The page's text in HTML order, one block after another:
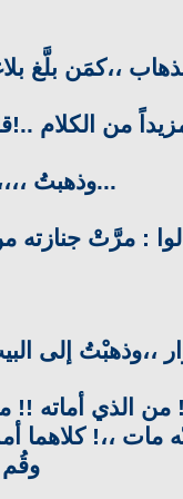
،،كمَن بلَّغ
من الكلام
...وذهبتُ
: مرَّتْ جنازته
،،وذهبْتُ إلى
من الذي أماته
مات ،،!